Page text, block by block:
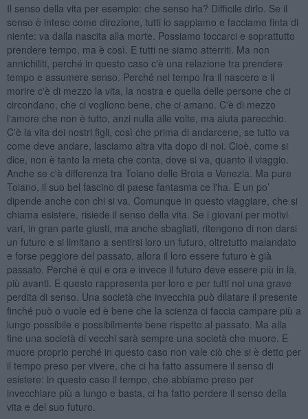
Il senso della vita per esempio: che senso ha? Difficile dirlo. Se il
senso è inteso come direzione, tutti lo sappiamo e facciamo finta di
niente: va dalla nascita alla morte. Possiamo toccarci e soprattutto
prendere tempo, ma è così. E tutti ne siamo atterriti. Ma non
annichiliti, perché in questo caso c'è una relazione tra prendere
tempo e assumere senso. Perché nel tempo fra il nascere e il
morire c'è di mezzo la vita, la nostra e quella delle persone che ci
circondano, che ci vogliono bene, che ci amano. C'è di mezzo
l'amore che non è tutto, anzi nulla alle volte, ma aiuta parecchio.
C'è la vita dei nostri figli, così che prima di andarcene, se tutto va
come deve andare, lasciamo altra vita dopo di noi. Cioè, come si
dice, non è tanto la meta che conta, dove si va, quanto il viaggio.
Anche se c'è differenza tra Toiano delle Brota e Venezia. Ma pure
Toiano, il suo bel fascino di paese fantasma ce l'ha. E un po’
dipende anche con chi si va. Comunque in questo viaggiare, che si
chiama esistere, risiede il senso della vita. Se i giovani per motivi
vari, in gran parte giusti, ma anche sbagliati, ritengono di non darsi
un futuro e si limitano a sentirsi loro un futuro, oltretutto malandato
e forse peggiore del passato, allora il loro essere futuro è già
passato. Perché è qui e ora e invece il futuro deve essere più in là,
più avanti. E questo rappresenta per loro e per tutti noi una grave
perdita di senso. Una società che invecchia può dilatare il presente
finché può o vuole ed è bene che la scienza ci faccia campare più a
lungo possibile e possibilmente bene rispetto al passato. Ma alla
fine una società di vecchi sarà sempre una società che muore. E
muore proprio perché in questo caso non vale ciò che si è detto per
il tempo preso per vivere, che ci ha fatto assumere il senso di
esistere: in questo caso il tempo, che abbiamo preso per
invecchiare più a lungo e basta, ci ha fatto perdere il senso della
vita e del suo futuro.